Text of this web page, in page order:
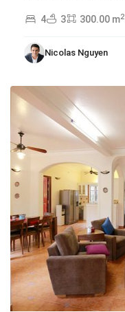
4 3 300.00 m2
Nicolas Nguyen
-
West
Lake,